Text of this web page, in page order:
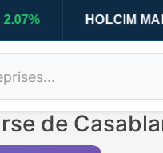
HOLCIM MAROC·
de